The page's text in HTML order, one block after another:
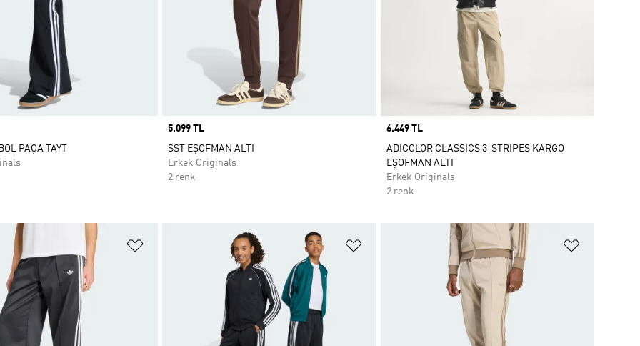
PAÇA TAYT
Price
5.099 TL
SST EŞOFMAN ALTI
Erkek Originals
2 renk
Price
6.449 TL
ADICOLOR CLASSICS 3-STRIPES KARGO
EŞOFMAN ALTI
Erkek Originals
2 renk
Ekle Favori Listesine Ekle Favori Listesine Ekle